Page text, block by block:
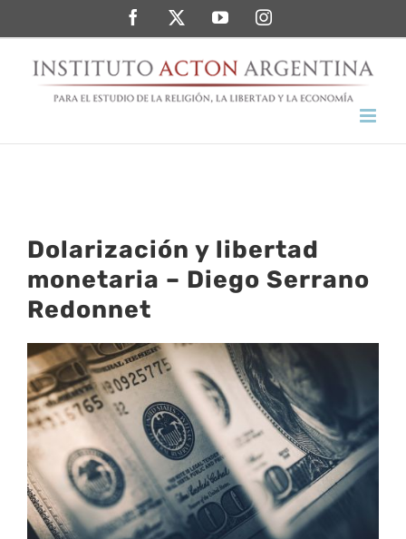
al
contenido
FacebookTwitterYouTubeInstagram
Dolarización y libertad
monetaria – Diego Serrano
Redonnet
Ver
imagen
más
grande